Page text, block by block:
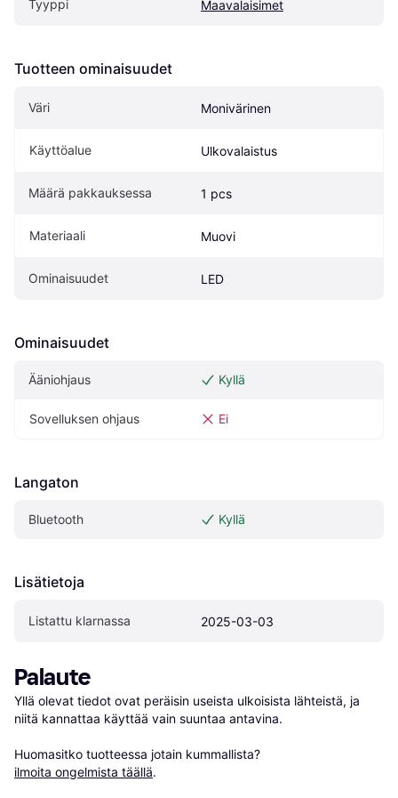
Tyyppi Maavalaisimet
Tuotteen ominaisuudet
Väri Monivärinen
Käyttöalue Ulkovalaistus
Määrä pakkauksessa 1 pcs
Materiaali Muovi
Ominaisuudet LED
Ominaisuudet
Ääniohjaus Kyllä
Sovelluksen ohjaus Ei
Langaton
Bluetooth Kyllä
Lisätietoja
Listattu klarnassa 2025-03-03
Palaute
Yllä olevat tiedot ovat peräisin useista ulkoisista lähteistä, ja
niitä kannattaa käyttää vain suuntaa antavina.
Huomasitko tuotteessa jotain kummallista?
ilmoita ongelmista täällä.